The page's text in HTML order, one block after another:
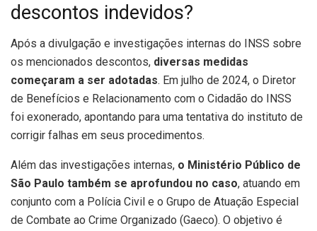
descontos indevidos?
Após a divulgação e investigações internas do INSS sobre
os mencionados descontos, diversas medidas
começaram a ser adotadas. Em julho de 2024, o Diretor
de Benefícios e Relacionamento com o Cidadão do INSS
foi exonerado, apontando para uma tentativa do instituto de
corrigir falhas em seus procedimentos.
Além das investigações internas, o Ministério Público de
São Paulo também se aprofundou no caso, atuando em
conjunto com a Polícia Civil e o Grupo de Atuação Especial
de Combate ao Crime Organizado (Gaeco). O objetivo é